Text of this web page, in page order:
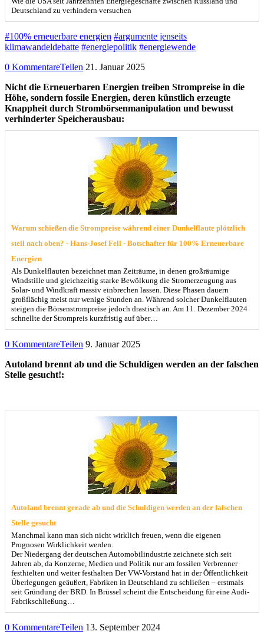
Deutschland zu verhindern versuchen
#100% erneuerbare energien #argumente jenseits
klimawandeldebatte #energiepolitik #energiewende
0 KommentareTeilen 21. Januar 2025
Nicht die Erneuerbaren Energien treiben Strompreise in die
Höhe, sondern fossile Energien, deren künstlich erzeugte
Knappheit durch Strombörsenmanipulation und bewusst
verhinderter Speicherausbau:
Warum schießen die Strompreise während einer Dunkelflaute plötzlich
steil nach oben? - Hans-Josef Fell - Botschafter für 100% Erneuerbare
Energien
Als Dunkelflauten bezeichnet man Zeiträume, in denen großräumige
Windstille und gleichzeitig starke Bewölkung die Stromerzeugung aus
Solar- und Windkraft massiv einbrechen lassen. Diese Phasen dauern
großflächig meist nur wenige Stunden an. Während solcher Dunkelflauten
steigen die Börsenstrompreise jedoch drastisch an. Am 11. Dezember 2024
schnellte der Strompreis kurzfristig auf über…
0 KommentareTeilen 9. Januar 2025
Autoland brennt ab und die Schuldigen werden an der falschen
Stelle gesucht!:
Autoland brennt gerade ab und die Schuldigen werden an der falschen
Stelle gesucht
Manchmal kann man sich nicht wirklich freuen, wenn die eigenen
Prognosen Wirklichkeit werden.
Der Niedergang der deutschen Automobilindustrie zeichnete sich seit
Jahren ab, da Konzerne, Medien und Politik nur am fossilen Verbrenner
festhielten und weiter festhalten Der VW-Vorstand hat in der Öffentlichkeit
Überlegungen geäußert, Fabriken in Deutschland zu schließen – erstmals
seit Gründung der BRD. In Brüssel scheint die Entscheidung für eine Audi-
Fabrikschließung…
0 KommentareTeilen 13. September 2024